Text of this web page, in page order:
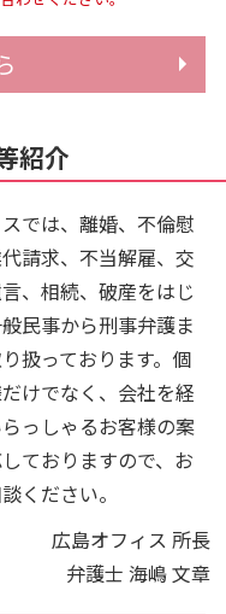
紹介
では、離婚、不倫慰
請求、不当解雇、交
、相続、破産をはじ
民事から刑事弁護ま
扱っております。個
けでなく、会社を経
っしゃるお客様の案
ておりますので、お
ください。
広島オフィス 所長
弁護士 海嶋 文章